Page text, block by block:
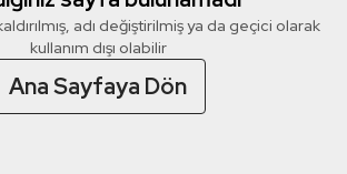
adı değiştirilmiş ya da geçici olarak
kullanım dışı olabilir
Ana Sayfaya Dön